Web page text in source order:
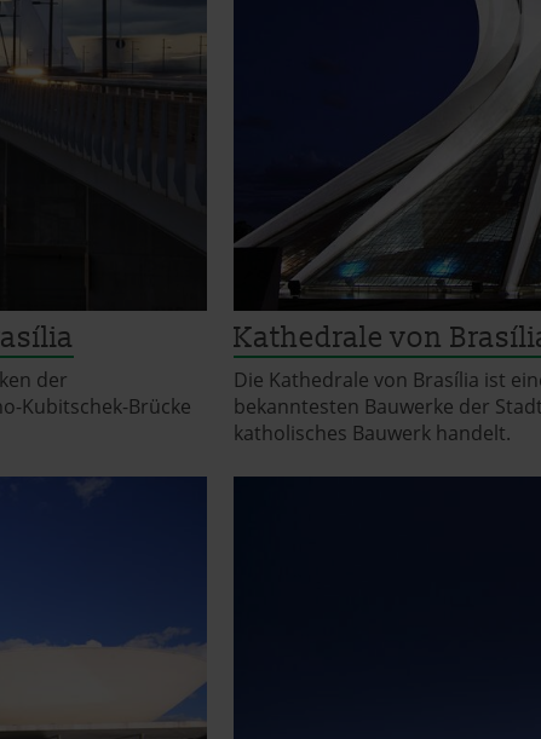
der
Kubitschek-Brücke
Kathedrale von
Die Kathedrale von Brasília ist
bekanntesten Bauwerke der
katholisches Bauwerk handelt.